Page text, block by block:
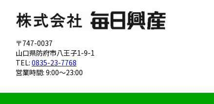
〒747-0037
山口県防府市八王子1-9-1
TEL: 0835-23-7768
営業時間: 9:00～23:00